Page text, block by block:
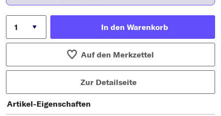
In den Warenkorb
Auf den Merkzettel
Zur Detailseite
Artikel-Eigenschaften